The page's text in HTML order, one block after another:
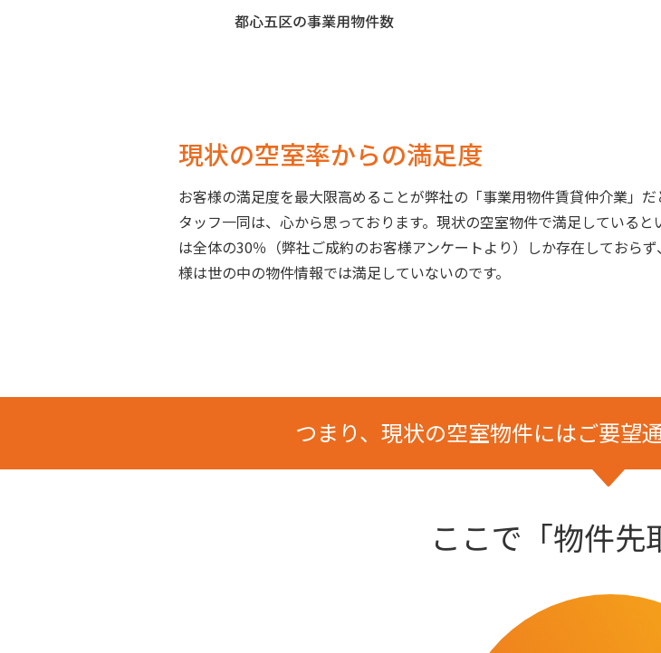
現状の空室率からの満足度
お客様の満足度を最大限高めることが弊社の「事業用物件賃貸仲介業」だ
タッフ一同は、心から思っております。現状の空室物件で満足していると
は全体の30％（弊社ご成約のお客様アンケートより）しか存在しておら
様は世の中の物件情報では満足していないのです。
つまり、現状の空室物件にはご要望
ここで「物件先